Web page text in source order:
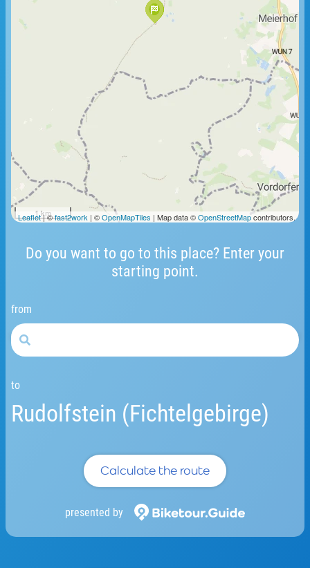
Do you want to go to this place? Enter your
starting point.
from
to
Rudolfstein (Fichtelgebirge)
Calculate the route
presented by
1 km
Leaflet| ©fast2work | ©OpenMapTiles | Map data ©OpenStreetMapcontributors.